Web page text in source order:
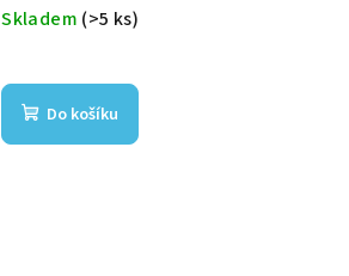
Skladem (>5 ks)
Do košíku